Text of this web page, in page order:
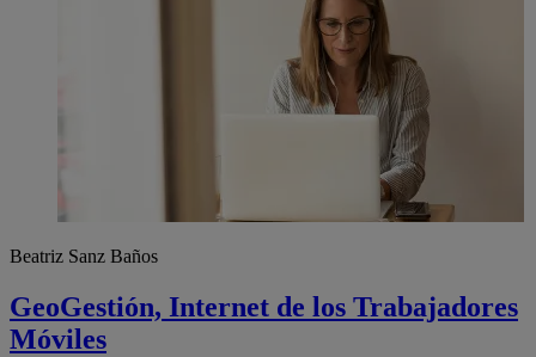
Beatriz Sanz Baños
GeoGestión, Internet de los Trabajadores
Móviles